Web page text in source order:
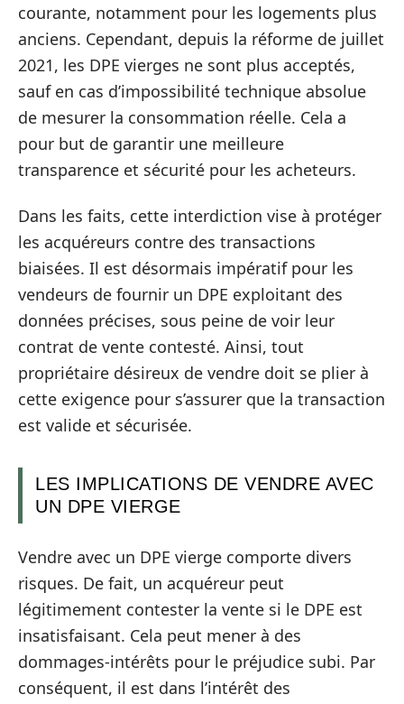
courante, notamment pour les logements plus
anciens. Cependant, depuis la réforme de juillet
2021, les DPE vierges ne sont plus acceptés,
sauf en cas d’impossibilité technique absolue
de mesurer la consommation réelle. Cela a
pour but de garantir une meilleure
transparence et sécurité pour les acheteurs.
Dans les faits, cette interdiction vise à protéger
les acquéreurs contre des transactions
biaisées. Il est désormais impératif pour les
vendeurs de fournir un DPE exploitant des
données précises, sous peine de voir leur
contrat de vente contesté. Ainsi, tout
propriétaire désireux de vendre doit se plier à
cette exigence pour s’assurer que la transaction
est valide et sécurisée.
LES IMPLICATIONS DE VENDRE AVEC
UN DPE VIERGE
Vendre avec un DPE vierge comporte divers
risques. De fait, un acquéreur peut
légitimement contester la vente si le DPE est
insatisfaisant. Cela peut mener à des
dommages-intérêts pour le préjudice subi. Par
conséquent, il est dans l’intérêt des